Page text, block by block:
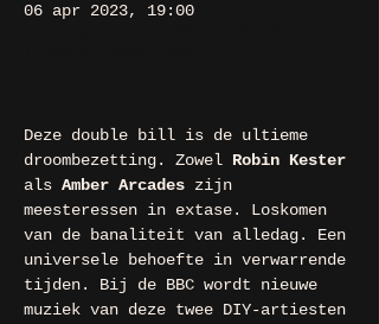
06 apr 2023, 19:00
Deze double bill is de ultieme
droombezetting. Zowel Robin Kester
als Amber Arcades zijn
meesteressen in extase. Loskomen
van de banaliteit van alledag. Een
universele behoefte in verwarrende
tijden. Bij de BBC wordt nieuwe
muziek van deze twee DIY-artiesten